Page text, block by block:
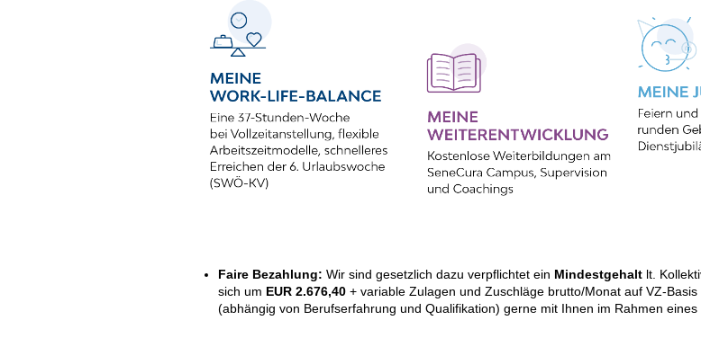
Faire Bezahlung: Wir sind gesetzlich dazu verpflichtet ein Mindestgehalt lt.
sich um EUR 2.676,40 + variable Zulagen und Zuschläge brutto/Monat auf VZ-
(abhängig von Berufserfahrung und Qualifikation) gerne mit Ihnen im Rahmen eines